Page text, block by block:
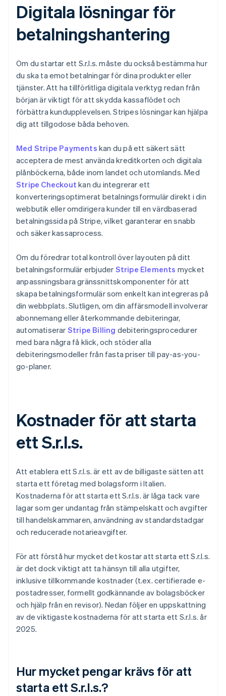
Digitala lösningar för
betalningshantering
Om du startar ett S.r.l.s. måste du också bestämma hur
du ska ta emot betalningar för dina produkter eller
tjänster. Att ha tillförlitliga digitala verktyg redan från
början är viktigt för att skydda kassaflödet och
förbättra kundupplevelsen. Stripes lösningar kan hjälpa
dig att tillgodose båda behoven.
Med Stripe Payments kan du på ett säkert sätt
acceptera de mest använda kreditkorten och digitala
plånböckerna, både inom landet och utomlands. Med
Stripe Checkout kan du integrerar ett
konverteringsoptimerat betalningsformulär direkt i din
webbutik eller omdirigera kunder till en värdbaserad
betalningssida på Stripe, vilket garanterar en snabb
och säker kassaprocess.
Om du föredrar total kontroll över layouten på ditt
betalningsformulär erbjuder Stripe Elements mycket
anpassningsbara gränssnittskomponenter för att
skapa betalningsformulär som enkelt kan integreras på
din webbplats. Slutligen, om din affärsmodell involverar
abonnemang eller återkommande debiteringar,
automatiserar Stripe Billing debiteringsprocedurer
med bara några få klick, och stöder alla
debiteringsmodeller från fasta priser till pay-as-you-
go-planer.
Kostnader för att starta
ett S.r.l.s.
Att etablera ett S.r.l.s. är ett av de billigaste sätten att
starta ett företag med bolagsform i Italien.
Kostnaderna för att starta ett S.r.l.s. är låga tack vare
lagar som ger undantag från stämpelskatt och avgifter
till handelskammaren, användning av standardstadgar
och reducerade notarieavgifter.
För att förstå hur mycket det kostar att starta ett S.r.l.s.
är det dock viktigt att ta hänsyn till alla utgifter,
inklusive tillkommande kostnader (t.ex. certifierade e-
postadresser, formellt godkännande av bolagsböcker
och hjälp från en revisor). Nedan följer en uppskattning
av de viktigaste kostnaderna för att starta ett S.r.l.s. år
2025.
Hur mycket pengar krävs för att
starta ett S.r.l.s.?